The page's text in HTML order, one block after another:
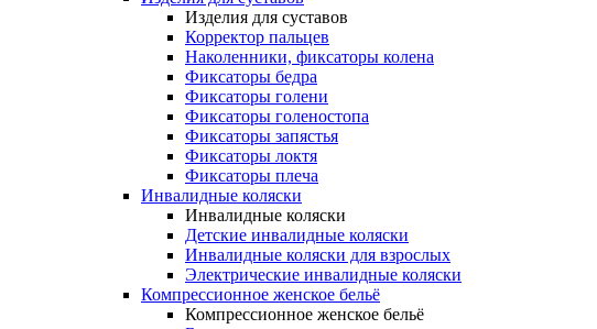
Изделия для суставов
Корректор пальцев
Наколенники, фиксаторы колена
Фиксаторы бедра
Фиксаторы голени
Фиксаторы голеностопа
Фиксаторы запястья
Фиксаторы локтя
Фиксаторы плеча
Инвалидные коляски
Инвалидные коляски
Детские инвалидные коляски
Инвалидные коляски для взрослых
Электрические инвалидные коляски
Компрессионное женское бельё
Компрессионное женское бельё